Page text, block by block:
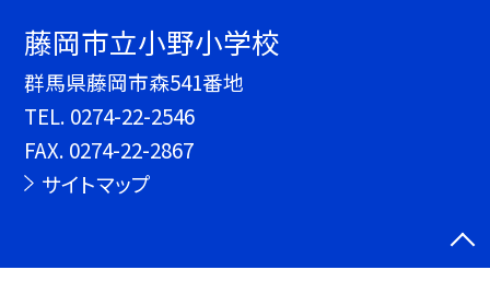
藤岡市立小野小学校
群馬県藤岡市森541番地
TEL. 0274-22-2546
FAX. 0274-22-2867
サイトマップ